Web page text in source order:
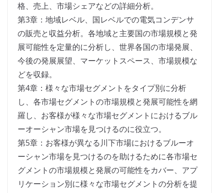
格、売上、市場シェアなどの詳細分析。
第3章：地域レベル、国レベルでの電気コンデンサ
の販売と収益分析。各地域と主要国の市場規模と発
展可能性を定量的に分析し、世界各国の市場発展、
今後の発展展望、マーケットスペース、市場規模な
どを収録。
第4章：様々な市場セグメントをタイプ別に分析
し、各市場セグメントの市場規模と発展可能性を網
羅し、お客様が様々な市場セグメントにおけるブル
ーオーシャン市場を見つけるのに役立つ。
第5章：お客様が異なる川下市場におけるブルーオ
ーシャン市場を見つけるのを助けるために各市場セ
グメントの市場規模と発展の可能性をカバー、アプ
リケーション別に様々な市場セグメントの分析を提